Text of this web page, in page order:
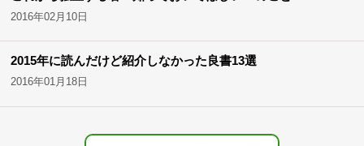
2016年02月10日
2015年に読んだけど紹介しなかった良書13選
2016年01月18日